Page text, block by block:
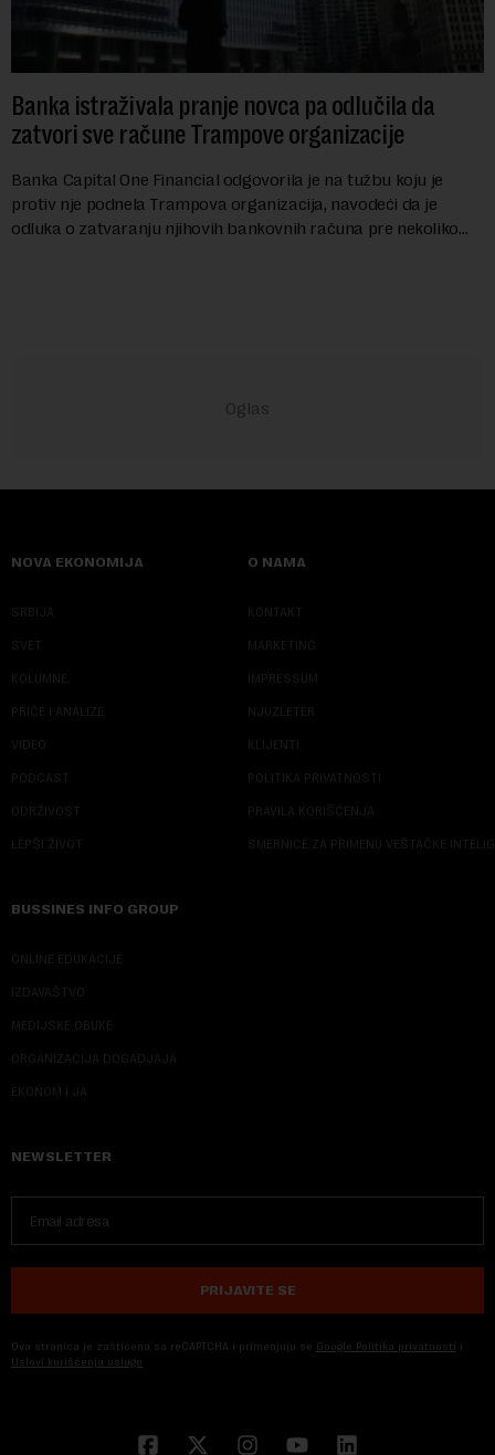
Banka istraživala pranje novca pa odlučila da
zatvori sve račune Trampove organizacije
Banka Capital One Financial odgovorila je na tužbu koju je
protiv nje podnela Trampova organizacija, navodeći da je
odluka o zatvaranju njihovih bankovnih računa pre nekoliko
NOVA EKONOMIJA
SRBIJA
SVET
KOLUMNE
PRIČE I ANALIZE
VIDEO
PODCAST
ODRŽIVOST
LEPŠI ŽIVOT
O NAMA
KONTAKT
MARKETING
IMPRESSUM
NJUZLETER
KLIJENTI
POLITIKA PRIVATNOSTI
PRAVILA KORIŠĆENJA
SMERNICE ZA PRIMENU VEŠTAČKE
BUSSINES INFO GROUP
ONLINE EDUKACIJE
IZDAVAŠTVO
MEDIJSKE OBUKE
ORGANIZACIJA DOGADJAJA
EKONOM I JA
NEWSLETTER
PRIJAVITE SE
Ova stranica je zaštićena sa reCAPTCHA i primenjuju se Google Politika privatnosti i
Uslovi korišćenja usluge